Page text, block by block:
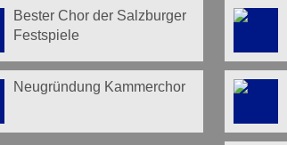
Bester Chor der Salzburger
Festspiele
Neugründung Kammerchor